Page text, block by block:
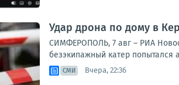
Удар дрона по дому в
СИМФЕРОПОЛЬ, 7 авг – РИА
безэкипажный катер попытался
СМИ Вчера, 22:36